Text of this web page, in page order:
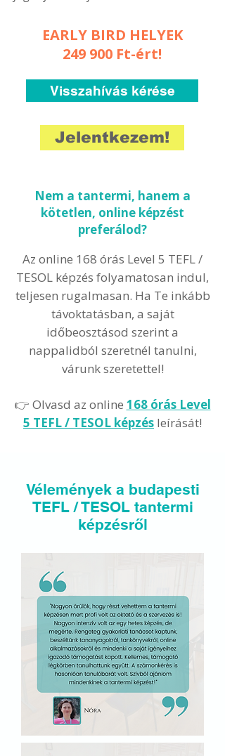
EARLY BIRD HELYEK
249 900 Ft-ért!
Visszahívás kérése
Jelentkezem!
Nem a tantermi, hanem a
kötetlen, online képzést
preferálod?
Az online 168 órás Level 5 TEFL /
TESOL képzés folyamatosan indul,
teljesen rugalmasan. Ha Te inkább
távoktatásban, a saját
időbeosztásod szerint a
nappalidból szeretnél tanulni,
várunk szeretettel!
👉 Olvasd az online 168 órás Level
5 TEFL / TESOL képzés leírását!
Vélemények a budapesti
TEFL / TESOL tantermi
képzésről